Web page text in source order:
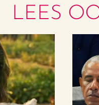
LEES